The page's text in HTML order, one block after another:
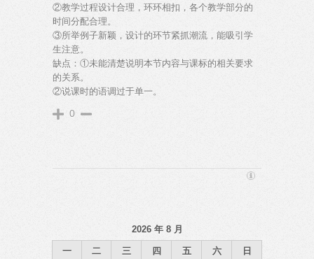
②教学过程设计合理，环环相扣，各个教学部分的
时间分配合理。
③所举例子新颖，设计的环节紧抓潮流，能吸引学
生注意。
缺点：①未能清楚说明本节内容与课标的相关要求
的关系。
②说课时的语调过于单一。
0
2026 年 8 月
一 二 三 四 五 六 日